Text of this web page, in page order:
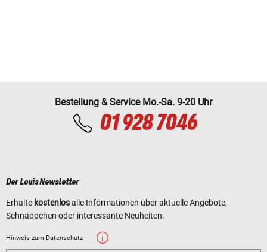
Bestellung & Service Mo.-Sa. 9-20 Uhr
01 928 7046
Der Louis Newsletter
Erhalte kostenlosalle Informationen über aktuelle Angebote,
Schnäppchen oder interessante Neuheiten.
Hinweis zum Datenschutz